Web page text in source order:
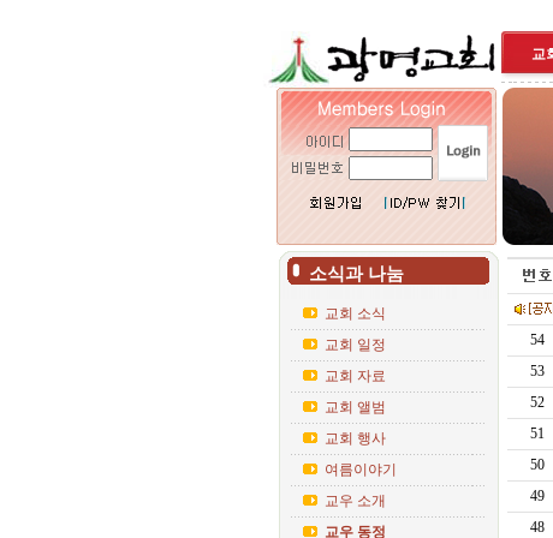
교
소식과 나눔
교회 소식
교회 일정
교회 자료
교회 앨범
교회 행사
여름이야기
교우 소개
교우 동정
54
53
52
51
50
49
48